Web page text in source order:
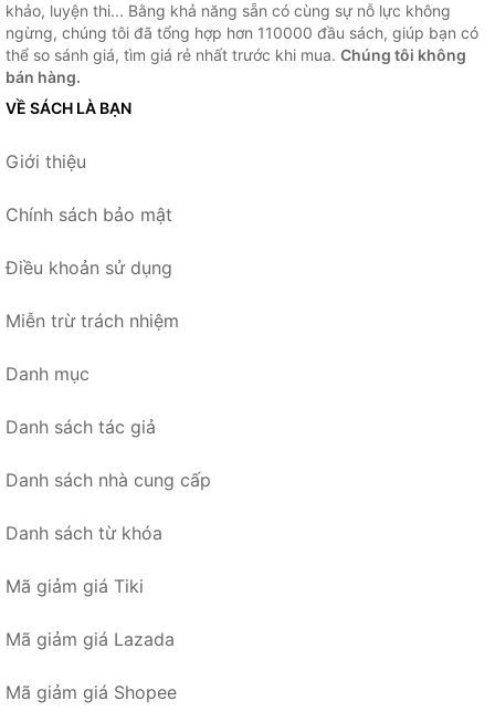
khảo, luyện thi... Bằng khả năng sẵn có cùng sự nỗ lực không
ngừng, chúng tôi đã tổng hợp hơn 110000 đầu sách, giúp bạn có
thể so sánh giá, tìm giá rẻ nhất trước khi mua. Chúng tôi không
bán hàng.
VỀ SÁCH LÀ BẠN
Giới thiệu
Chính sách bảo mật
Điều khoản sử dụng
Miễn trừ trách nhiệm
Danh mục
Danh sách tác giả
Danh sách nhà cung cấp
Danh sách từ khóa
Mã giảm giá Tiki
Mã giảm giá Lazada
Mã giảm giá Shopee